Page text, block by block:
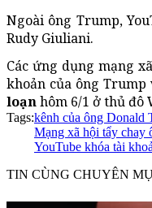
Ngoài ông Trump,
Rudy Giuliani.
Các ứng dụng mạng
khoản của ông
loạnhôm 6/1 ở thủ đô
Tags:kênh của ông Donald
Mạng xã hội tẩy chay
YouTube khóa tài
TIN CÙNG CHUYÊN